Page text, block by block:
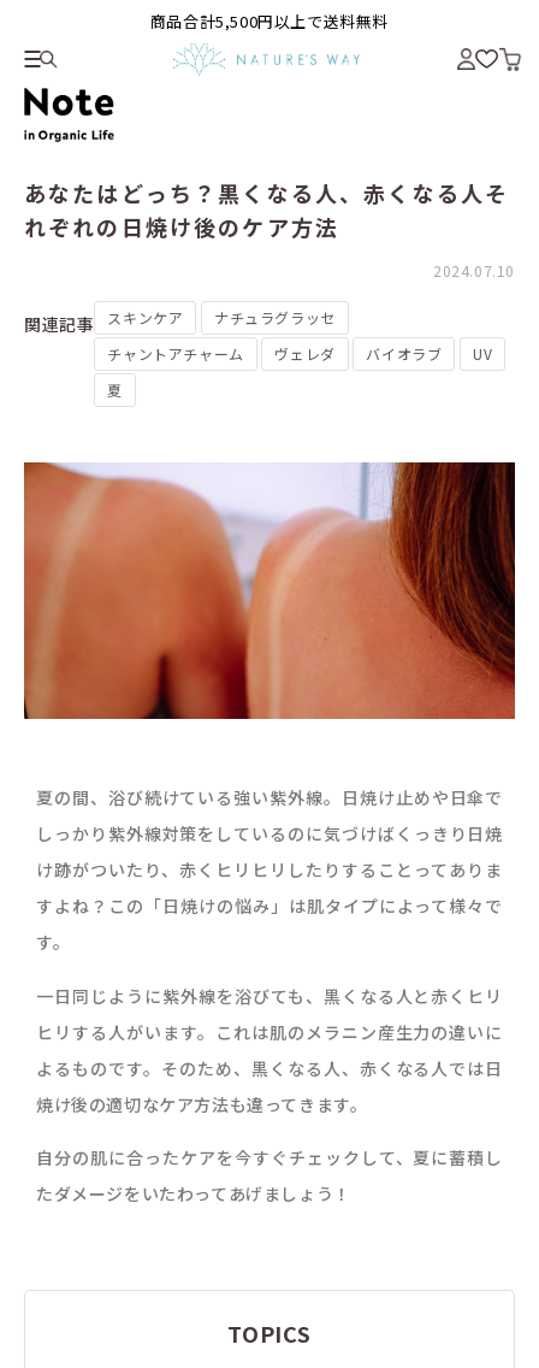
商品合計5,500円以上で送料無料
あなたはどっち？黒くなる人、赤くなる人そ
れぞれの日焼け後のケア方法
2024.07.10
関連記事 スキンケア
ナチュラグラッセ
チャントアチャーム
ヴェレダ バイオラブ
UV
夏
夏の間、浴び続けている強い紫外線。日焼け止めや日傘で
しっかり紫外線対策をしているのに気づけばくっきり日焼
け跡がついたり、赤くヒリヒリしたりすることってありま
すよね？この「日焼けの悩み」は肌タイプによって様々で
す。
一日同じように紫外線を浴びても、黒くなる人と赤くヒリ
ヒリする人がいます。これは肌のメラニン産生力の違いに
よるものです。そのため、黒くなる人、赤くなる人では日
焼け後の適切なケア方法も違ってきます。
自分の肌に合ったケアを今すぐチェックして、夏に蓄積し
たダメージをいたわってあげましょう！
TOPICS